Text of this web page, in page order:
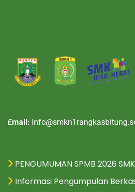
Email:
PENGUMUMAN SPMB 2026
Informasi Pengumpulan